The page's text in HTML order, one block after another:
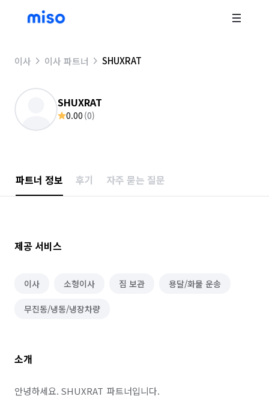
이사 이사 파트너 SHUXRAT
SHUXRAT
0.00 (0)
파트너 정보 후기 자주 묻는 질문
제공 서비스
이사 소형이사 짐 보관 용달/화물 운송
무진동/냉동/냉장차량
소개
안녕하세요. SHUXRAT  파트너입니다.